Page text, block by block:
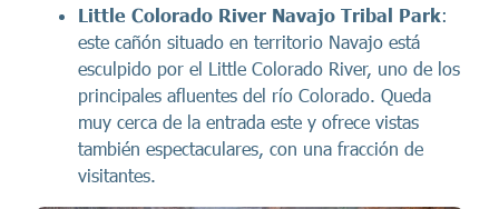
Little Colorado River Navajo Tribal Park:
este cañón situado en territorio Navajo está
esculpido por el Little Colorado River, uno de los
principales afluentes del río Colorado. Queda
muy cerca de la entrada este y ofrece vistas
también espectaculares, con una fracción de
visitantes.